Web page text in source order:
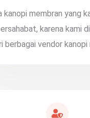
kanopi membran yang
karena kami
berbagai vendor kanopi